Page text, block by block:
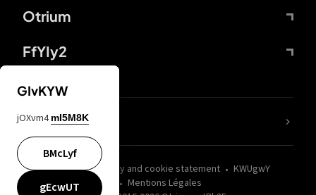
Otrium
FfYIy2
wZQPfd Privacy and cookie statement
KWUgwY
Mentions Légales
nLC6tu
GIvKYW
jOXvm4 mI5M8K
BMcLyf
gEcwUT